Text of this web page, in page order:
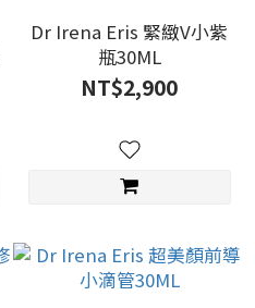
Dr Irena Eris 緊緻V小紫
瓶30ML
NT$2,900